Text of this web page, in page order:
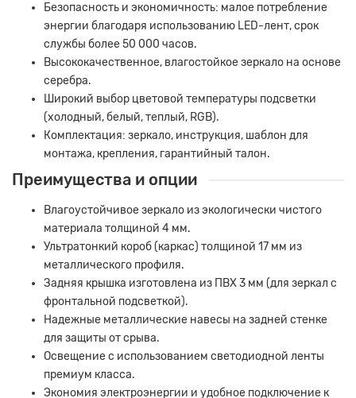
Безопасность и экономичность: малое потребление
энергии благодаря использованию LED-лент, срок
службы более 50 000 часов.
Высококачественное, влагостойкое зеркало на основе
серебра.
Широкий выбор цветовой температуры подсветки
(холодный, белый, теплый, RGB).
Комплектация: зеркало, инструкция, шаблон для
монтажа, крепления, гарантийный талон.
Преимущества и опции
Влагоустойчивое зеркало из экологически чистого
материала толщиной 4 мм.
Ультратонкий короб (каркас) толщиной 17 мм из
металлического профиля.
Задняя крышка изготовлена из ПВХ 3 мм (для зеркал с
фронтальной подсветкой).
Надежные металлические навесы на задней стенке
для защиты от срыва.
Освещение с использованием светодиодной ленты
премиум класса.
Экономия электроэнергии и удобное подключение к